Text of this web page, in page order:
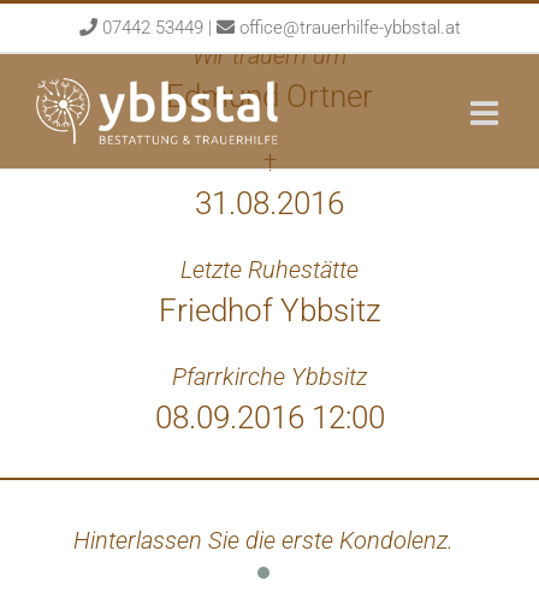
to
content
07442 53449| office@trauerhilfe-ybbstal.at
Wir trauern um
Edmund Ortner
†
31.08.2016
Letzte Ruhestätte
Friedhof Ybbsitz
Pfarrkirche Ybbsitz
08.09.2016 12:00
Hinterlassen Sie die erste Kondolenz.